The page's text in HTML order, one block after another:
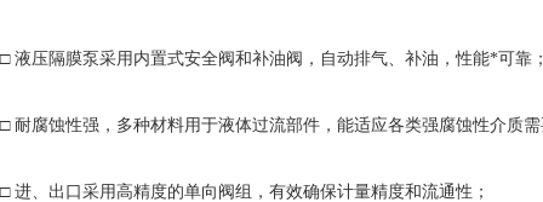
□ 液压隔膜泵采用内置式安全阀和补油阀，自动排气、补油，性能*可靠
□ 耐腐蚀性强，多种材料用于液体过流部件，能适应各类强腐蚀性介质
□ 进、出口采用高精度的单向阀组，有效确保计量精度和流通性；